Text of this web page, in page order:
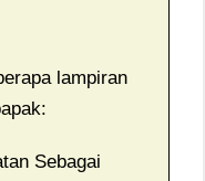
lampiran
Sebagai